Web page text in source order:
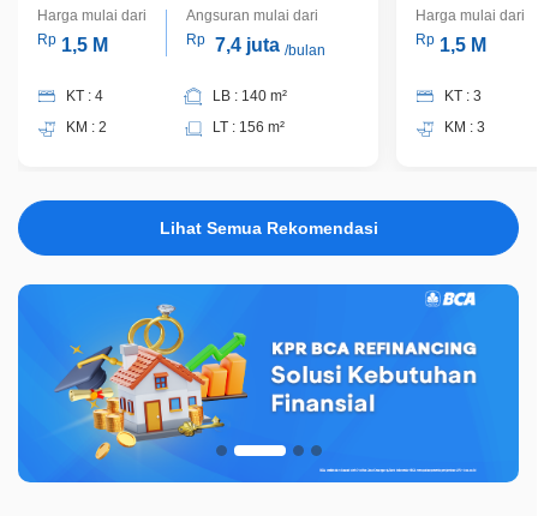
Harga mulai dari
Rp 1,5 M
Angsuran mulai dari
Rp 7,4 juta /bulan
KT : 4
KM : 2
LB : 140 m²
LT : 156 m²
Harga mulai dari
Rp 1,5 M
KT : 3
KM : 3
Lihat Semua Rekomendasi